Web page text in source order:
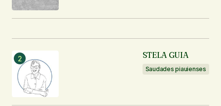
STELA GUIA
Saudades piauienses